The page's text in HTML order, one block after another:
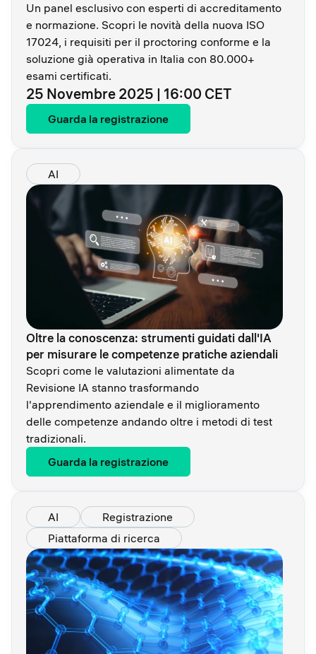
Un panel esclusivo con esperti di accreditamento
e normazione. Scopri le novità della nuova ISO
17024, i requisiti per il proctoring conforme e la
soluzione già operativa in Italia con 80.000+
esami certificati.
25 Novembre 2025 | 16:00 CET
Guarda la registrazione
AI
Oltre la conoscenza: strumenti guidati dall'IA
per misurare le competenze pratiche aziendali
Scopri come le valutazioni alimentate da
Revisione IA stanno trasformando
l'apprendimento aziendale e il miglioramento
delle competenze andando oltre i metodi di test
tradizionali.
Guarda la registrazione
AI
Registrazione
Piattaforma di ricerca